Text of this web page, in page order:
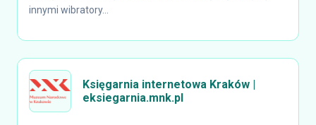
innymi wibratory...
Księgarnia internetowa Kraków |
eksiegarnia.mnk.pl